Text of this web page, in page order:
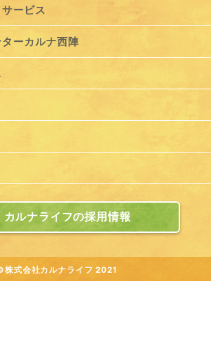
ービス
ーカルナ西陣
カルナライフの採用情報
株式会社カルナライフ 2021